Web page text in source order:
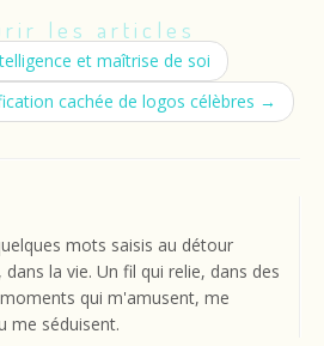
les articles
et maîtrise de soi
cachée de logos célèbres →
mots saisis au détour
la vie. Un fil qui relie, dans des
qui m'amusent, me
me séduisent.